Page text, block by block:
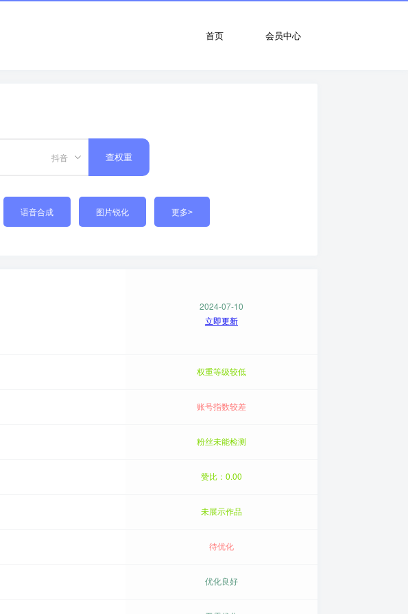
会员中心
首页
抖音 查权重
语音合成 图片锐化 更多>
2024-07-10
立即更新
权重等级较低
账号指数较差
粉丝未能检测
赞比：0.00
未展示作品
待优化
优化良好